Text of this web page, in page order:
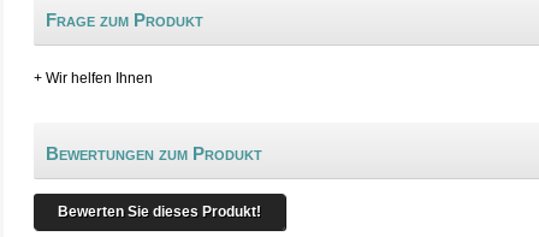
Frage zum Produkt
+ Wir helfen Ihnen
Bewertungen zum Produkt
Bewerten Sie dieses Produkt!